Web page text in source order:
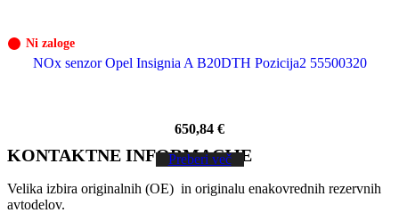
Ni zaloge
NOx senzor Opel Insignia A B20DTH Pozicija2 55500320
650,84 €
Preberi več
KONTAKTNE INFORMACIJE
Velika izbira originalnih (OE) in originalu enakovrednih rezervnih
avtodelov.